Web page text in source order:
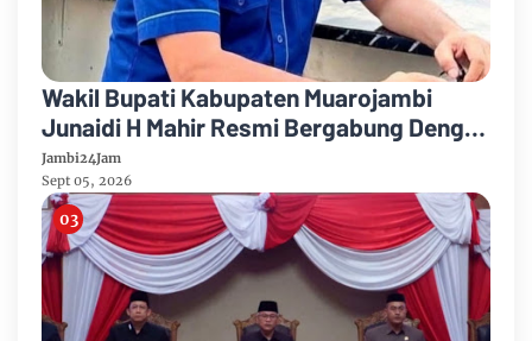
Wakil Bupati Kabupaten Muarojambi
Junaidi H Mahir Resmi Bergabung Dengan
Partai Demikrat
Jambi24Jam
Sept 05, 2026